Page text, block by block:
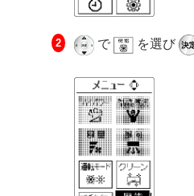
で を選び